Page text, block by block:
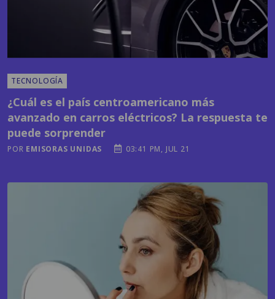
avanzado en carros eléctricos? La respuesta te
puede sorprender
EMISORAS UNIDAS 03:41 PM, JUL 21